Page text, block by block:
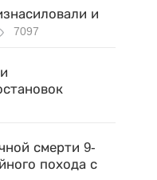
и
7097
смерти 9-
похода с